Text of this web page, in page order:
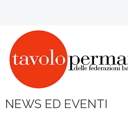
NEWS ED EVENTI
Home
L'Associazione
Statuto
Organigramma
I nostri esperti
News